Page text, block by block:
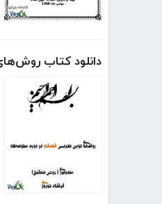
دانلود کتاب